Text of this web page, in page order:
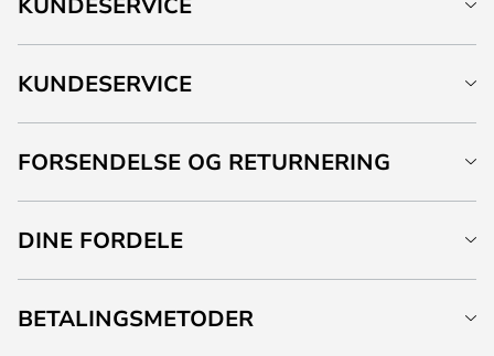
KUNDESERVICE
FORSENDELSE OG RETURNERING
DINE FORDELE
BETALINGSMETODER